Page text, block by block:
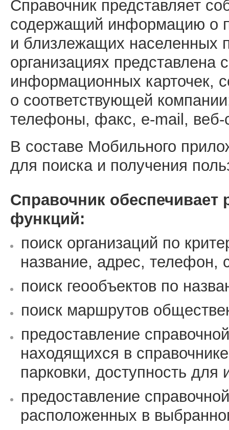
Справочник представляет
содержащий информацию о
и близлежащих населенных
организациях
информационных карточек,
о соответствующей
телефоны, факс, e-mail, веб-
В составе Мобильного
для поиска и получения
Справочник
функций:
поиск организаций по
название, адрес, телефон,
поиск геообъектов по
поиск маршрутов
предоставление
находящихся в
парковки, доступность для
предоставление
расположенных в